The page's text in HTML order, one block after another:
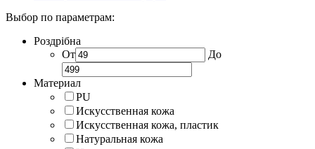
Выбор по параметрам:
Роздрібна
От
До
Материал
PU
Искусственная кожа
Искусственная кожа, пластик
Натуральная кожа